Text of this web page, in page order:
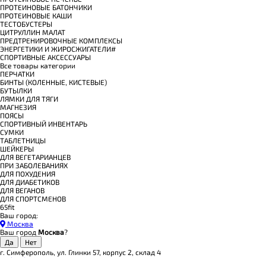
ПРОТЕИНОВЫЕ БАТОНЧИКИ
ПРОТЕИНОВЫЕ КАШИ
ТЕСТОБУСТЕРЫ
ЦИТРУЛЛИН МАЛАТ
ПРЕДТРЕНИРОВОЧНЫЕ КОМПЛЕКСЫ
ЭНЕРГЕТИКИ И ЖИРОСЖИГАТЕЛИ#
СПОРТИВНЫЕ АКСЕССУАРЫ
Все товары категории
ПЕРЧАТКИ
БИНТЫ (КОЛЕННЫЕ, КИСТЕВЫЕ)
БУТЫЛКИ
ЛЯМКИ ДЛЯ ТЯГИ
МАГНЕЗИЯ
ПОЯСЫ
СПОРТИВНЫЙ ИНВЕНТАРЬ
СУМКИ
ТАБЛЕТНИЦЫ
ШЕЙКЕРЫ
ДЛЯ ВЕГЕТАРИАНЦЕВ
ПРИ ЗАБОЛЕВАНИЯХ
ДЛЯ ПОХУДЕНИЯ
ДЛЯ ДИАБЕТИКОВ
ДЛЯ ВЕГАНОВ
ДЛЯ СПОРТСМЕНОВ
65fit
Ваш город:
Москва
Ваш город Москва?
г. Симферополь, ул. Глинки 57, корпус 2, склад 4